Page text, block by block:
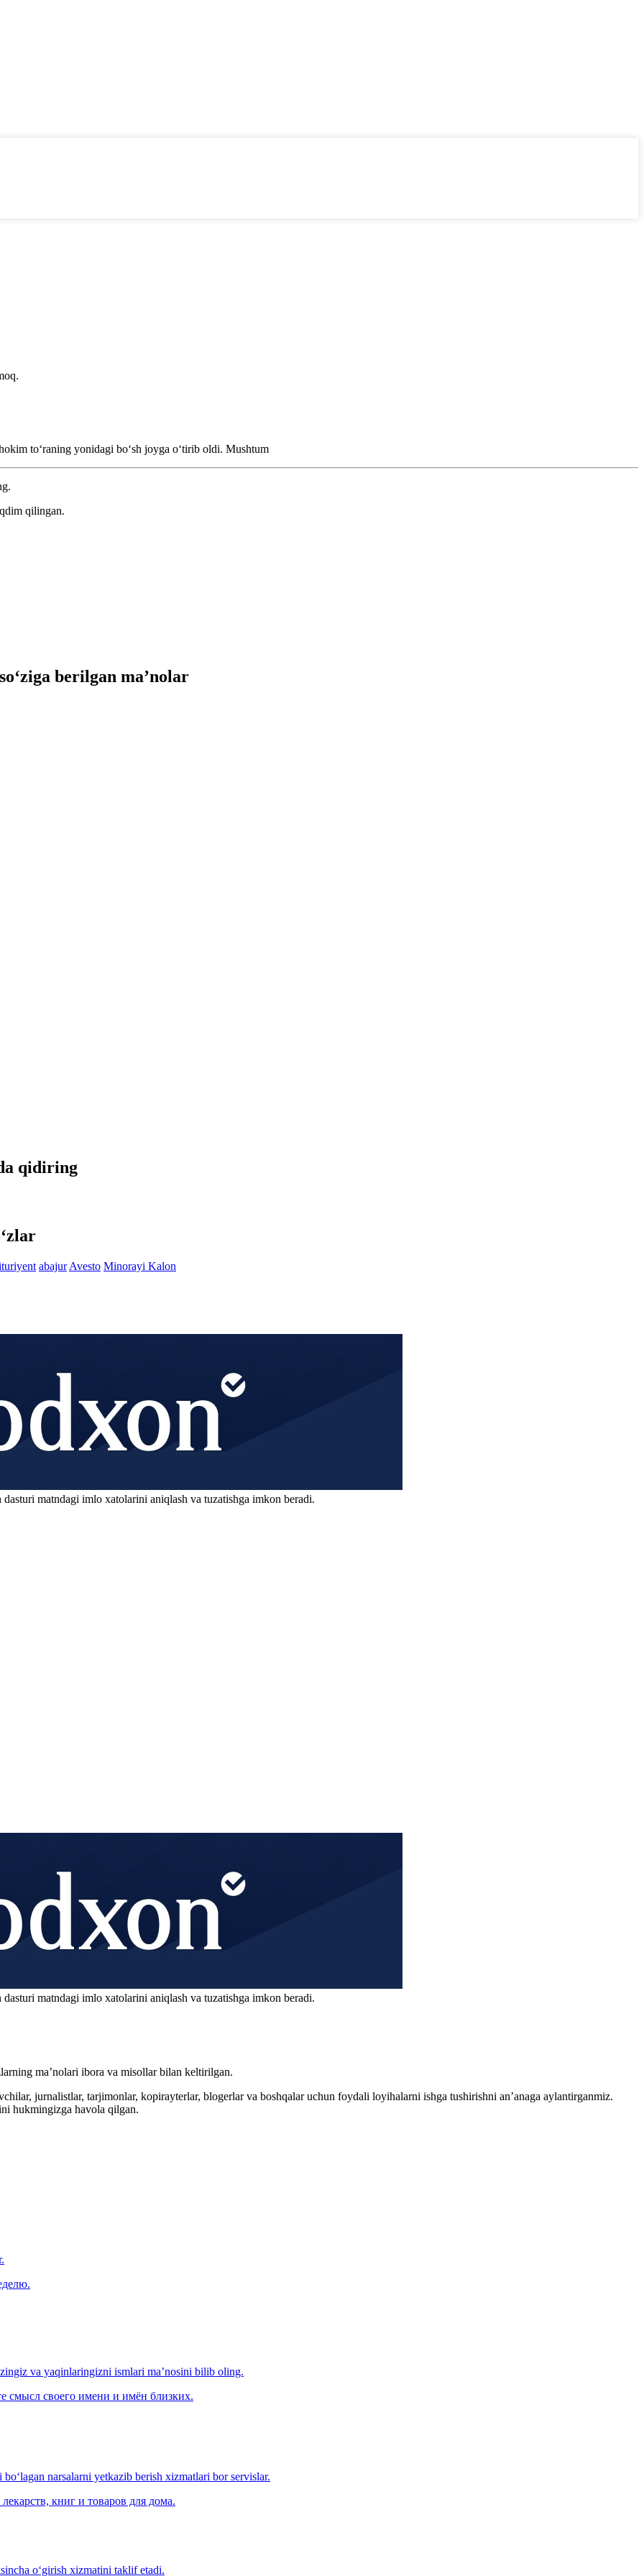
toʻraning yonidagi boʻsh joyga oʻtirib oldi. Mushtum
qilingan.
berilgan ma’nolar
qidiring
abajur Avesto Minorayi Kalon
matndagi imlo xatolarini aniqlash va tuzatishga imkon beradi.
matndagi imlo xatolarini aniqlash va tuzatishga imkon beradi.
ma’nolari ibora va misollar bilan keltirilgan.
jurnalistlar, tarjimonlar, kopirayterlar, blogerlar va boshqalar uchun foydali loyihalarni ishga tushirishni an’anaga aylantirganmiz.
hukmingizga havola qilgan.
va yaqinlaringizni ismlari ma’nosini bilib oling.
смысл своего имени и имён близких.
narsalarni yetkazib berish xizmatlari bor servislar.
книг и товаров для дома.
o‘girish xizmatini taklif etadi.